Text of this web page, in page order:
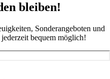
bleiben!
Sonderangeboten und
bequem möglich!